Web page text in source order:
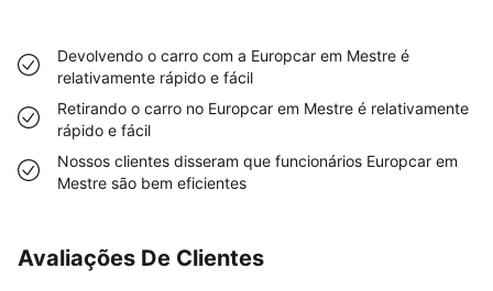
Devolvendo o carro com a Europcar em Mestre é
relativamente rápido e fácil
Retirando o carro no Europcar em Mestre é relativamente
rápido e fácil
Nossos clientes disseram que funcionários Europcar em
Mestre são bem eficientes
Avaliações De Clientes